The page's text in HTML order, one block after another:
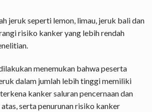
jeruk seperti lemon, limau, jeruk bali dan
risiko kanker yang lebih rendah
menemukan bahwa peserta
dalam jumlah lebih tinggi memiliki
kanker saluran pencernaan dan
serta penurunan risiko kanker